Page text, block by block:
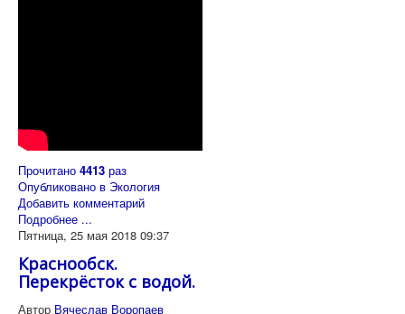
Прочитано 4413 раз
Опубликовано в Экология
Добавить комментарий
Подробнее ...
Пятница, 25 мая 2018 09:37
Краснообск.
Перекрёсток с водой.
Автор Вячеслав Воропаев